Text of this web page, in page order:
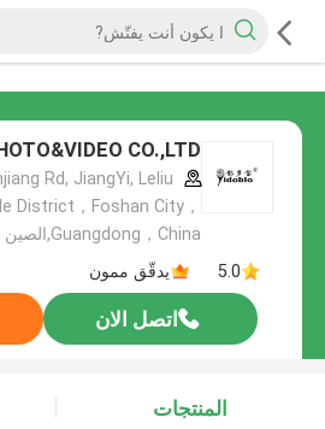
CO.,LTD
Rd, JiangYi, Leliu
District，Foshan City，
Guangdong，China,الصين
5.0
يدقّق ممون
اتصل الان
المنتجات